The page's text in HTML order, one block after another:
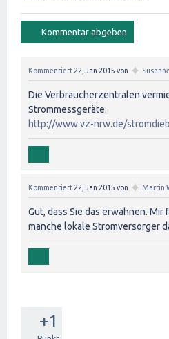
Kommentiert 22, Jan 2015 von ✦
Die Verbraucherzentralen
Strommessgeräte:
http://www.vz-nrw.de/
Kommentiert 22, Jan 2015 von ✦ Martin
Gut, dass Sie das erwähnen. Mir
manche lokale Stromversorger
+1